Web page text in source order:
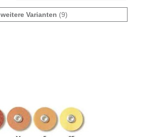
weitere Varianten (9)